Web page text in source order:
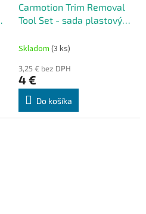
Carmotion Trim Removal
Tool Set - sada plastových
čalúnenia – 5 ks
Skladom (3 ks)
3,25 € bez DPH
4 €
Do košíka